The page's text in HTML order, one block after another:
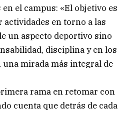
el campus: «El objetivo es
en torno a las
un aspecto deportivo sino
disciplina y en los
una mirada más integral de
rama en retomar con
cuenta que detrás de cada